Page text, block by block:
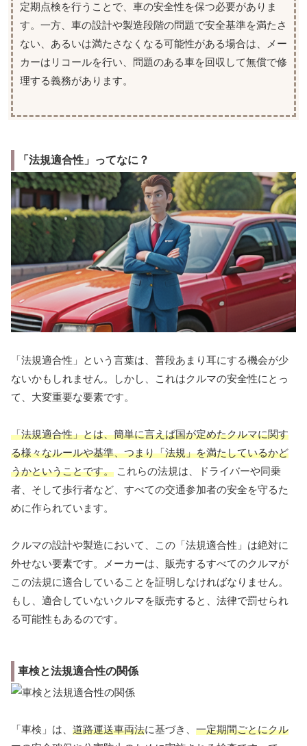
定期点検を行うことで、車の安全性を保つ必要がありま
す。一方、車の設計や製造段階の問題で安全基準を満たさ
ない、あるいは満たさなくなる可能性がある場合は、メー
カーはリコールを行い、問題のある車を回収して無償で修
理する義務があります。
「法規適合性」ってなに？
「法規適合性」という言葉は、普段あまり耳にする機会が少
ないかもしれません。しかし、これはクルマの安全性にとっ
て、大変重要な要素です。
「法規適合性」とは、簡単に言えば国が定めたクルマに関す
る様々なルールや基準、つまり「法規」を満たしているかど
うかということです。 これらの法規は、ドライバーや同乗
者、そして歩行者など、すべての交通参加者の安全を守るた
めに作られています。
クルマの設計や製造において、この「法規適合性」は絶対に
外せない要素です。メーカーは、販売するすべてのクルマが
この法規に適合していることを証明しなければなりません。
もし、適合していないクルマを販売すると、法律で罰せられ
る可能性もあるのです。
車検と法規適合性の関係
「車検」は、 道路運送車両法に基づき、 一定期間ごとにクル